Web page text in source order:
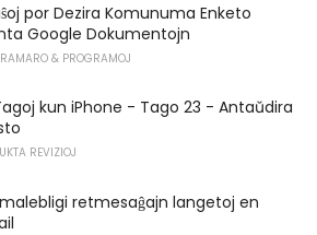
por Dezira Komunuma Enketo
Google Dokumentojn
& PROGRAMOJ
kun iPhone - Tago 23 - Antaŭdira
REVIZIOJ
retmesaĝajn langetoj en